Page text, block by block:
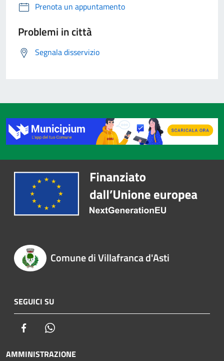
Prenota un appuntamento
Problemi in città
Segnala disservizio
Comune di Villafranca d'Asti
SEGUICI SU
Facebook
AMMINISTRAZIONE